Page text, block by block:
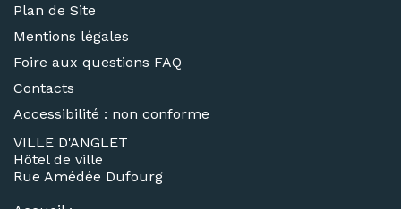
Plan de Site
Mentions légales
Foire aux questions FAQ
Contacts
Accessibilité : non conforme
VILLE D'ANGLET
Hôtel de ville
Rue Amédée Dufourg